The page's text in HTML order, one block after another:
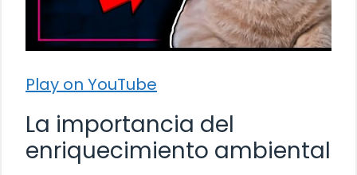
Play on YouTube
La importancia del
enriquecimiento ambiental